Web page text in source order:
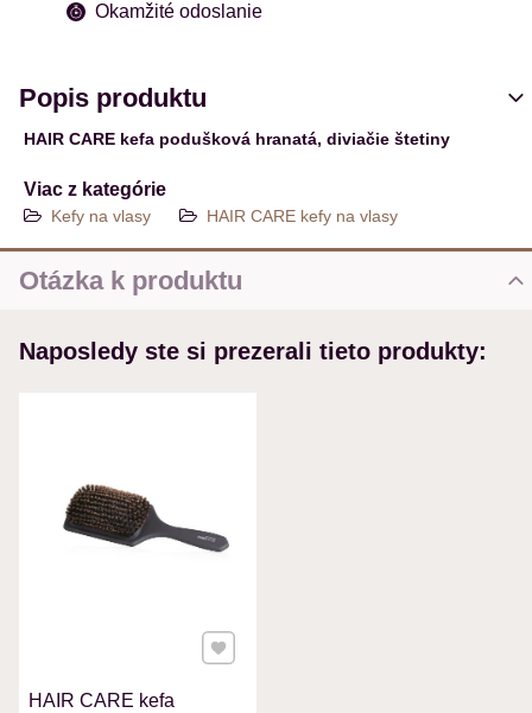
Okamžité odoslanie
Popis produktu
HAIR CARE kefa podušková hranatá, diviačie štetiny
Viac z kategórie
Kefy na vlasy HAIR CARE kefy na vlasy
Otázka k produktu
MENO
VAŠA OTÁZKA K PRODUKTU
Naposledy ste si prezerali tieto produkty:
HAIR CARE kefa
Pridať k Obľúbeným